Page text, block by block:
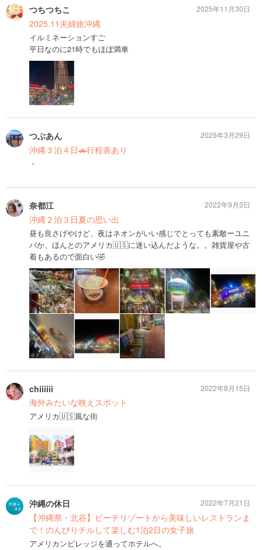
つちつちこ
2025.11夫婦旅沖縄
イルミネーションすご
平日なのに21時でもほぼ満車
2025年11月30日
つぶあん
沖縄３泊４日🚗行程表あり
・
2025年3月29日
奈都江
沖縄２泊３日夏の思い出
昼も良さげやけど、夜はネオンがいい感じでとっても素敵ーユニ
バか、ほんとのアメリカ🇺🇸に迷い込んだような。。雑貨屋や古
着もあるので面白い🤣
2022年9月3日
chiiiiii
海外みたいな映えスポット
アメリカ🇺🇸風な街
2022年8月15日
沖縄の休日
【沖縄県・北谷】ビーチリゾートから美味しいレストランま
で！のんびりチルして楽しむ1泊2日の女子旅
アメリカンビレッジを通ってホテルへ。
2022年7月21日